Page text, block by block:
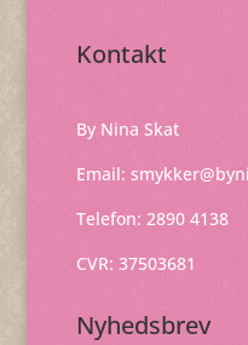
Kontakt
By Nina Skat
Email:
Telefon: 2890 4138
CVR: 37503681
Nyhedsbrev